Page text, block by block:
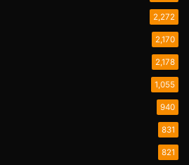
2,272
2,170
2,178
1,055
940
831
821